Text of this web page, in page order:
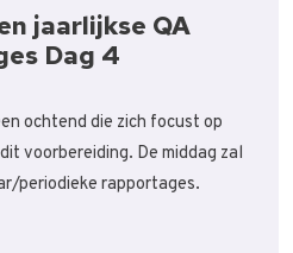
jaarlijkse QA
Dag 4
ochtend die zich focust op
voorbereiding. De middag zal
periodieke rapportages.